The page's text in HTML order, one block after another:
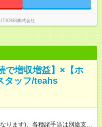
株式会社
増収増益】×【ホ
タッフ/teahs
ります)、各種諸手当は別途支